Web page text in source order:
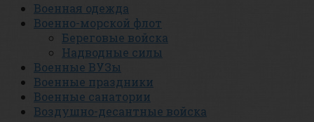
Военная одежда
Военно-морской флот
Береговые войска
Надводные силы
Военные ВУЗы
Военные праздники
Военные санатории
Воздушно-десантные войска